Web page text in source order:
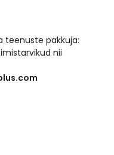
teenuste pakkuja:
nii